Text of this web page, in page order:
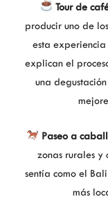
Tour de
producir uno de
esta experiencia
explican el
una
Paseo a
zonas rurales y
sentía como el
más